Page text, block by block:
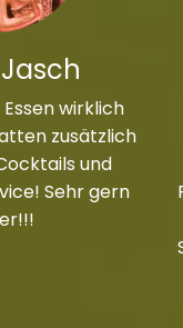
wirklich
zusätzlich
und
Sehr gern